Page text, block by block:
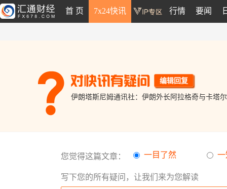
首 页 7x24快讯 行情 要闻
伊朗塔斯尼姆通讯社：伊朗外长阿拉格奇与卡塔
编辑回复
您觉得这篇文章： 一目了然 一
写下您的所有疑问，让我们来为您解读